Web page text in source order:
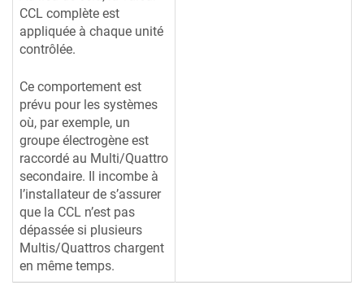
CCL complète est
appliquée à chaque unité
contrôlée.
Ce comportement est
prévu pour les systèmes
où, par exemple, un
groupe électrogène est
raccordé au Multi/Quattro
secondaire. Il incombe à
l’installateur de s’assurer
que la CCL n’est pas
dépassée si plusieurs
Multis/Quattros chargent
en même temps.